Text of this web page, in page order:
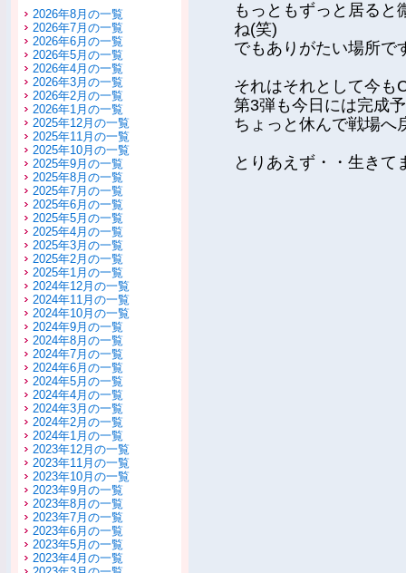
2026年8月の一覧
2026年7月の一覧
2026年6月の一覧
2026年5月の一覧
2026年4月の一覧
2026年3月の一覧
2026年2月の一覧
2026年1月の一覧
2025年12月の一覧
2025年11月の一覧
2025年10月の一覧
2025年9月の一覧
2025年8月の一覧
2025年7月の一覧
2025年6月の一覧
2025年5月の一覧
2025年4月の一覧
2025年3月の一覧
2025年2月の一覧
2025年1月の一覧
2024年12月の一覧
2024年11月の一覧
2024年10月の一覧
2024年9月の一覧
2024年8月の一覧
2024年7月の一覧
2024年6月の一覧
2024年5月の一覧
2024年4月の一覧
2024年3月の一覧
2024年2月の一覧
2024年1月の一覧
2023年12月の一覧
2023年11月の一覧
2023年10月の一覧
2023年9月の一覧
2023年8月の一覧
2023年7月の一覧
2023年6月の一覧
2023年5月の一覧
2023年4月の一覧
もっともずっと居ると
ね(笑)
でもありがたい場所で
それはそれとして今も
第3弾も今日には完成
ちょっと休んで戦場へ
とりあえず・・生きて